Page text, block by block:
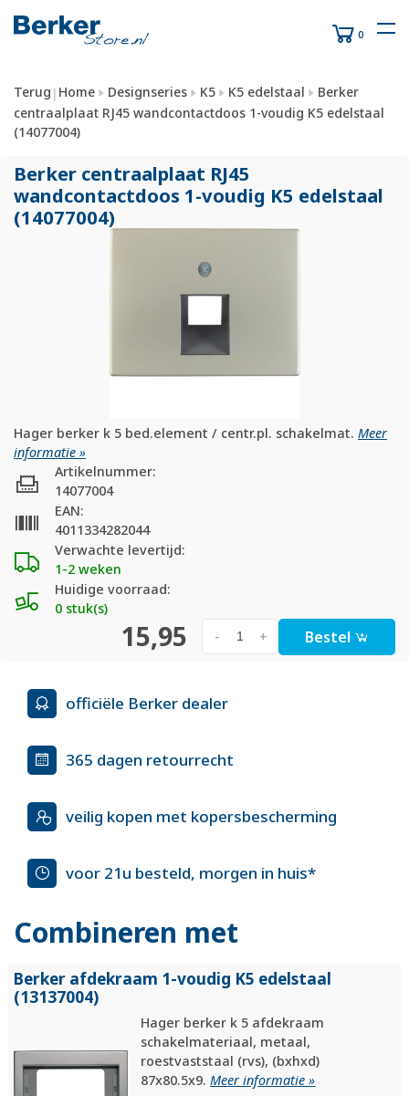
0
Terug | Home Designseries K5 K5 edelstaal
Berker
centraalplaat RJ45 wandcontactdoos 1-voudig K5 edelstaal
(14077004)
Berker centraalplaat RJ45
wandcontactdoos 1-voudig K5 edelstaal
(14077004)
Hager berker k 5 bed.element / centr.pl. schakelmat. Meer
informatie »
Verwachte levertijd:
1-2 weken
Huidige voorraad:
0 stuk(s)
Artikelnummer:
14077004
EAN:
4011334282044
15,95 +
- Bestel
officiële Berker dealer
365 dagen retourrecht
veilig kopen met kopersbescherming
voor 21u besteld, morgen in huis*
Combineren met
Berker afdekraam 1-voudig K5 edelstaal
(13137004)
Hager berker k 5 afdekraam
schakelmateriaal, metaal,
roestvaststaal (rvs), (bxhxd)
87x80.5x9.Meer informatie »